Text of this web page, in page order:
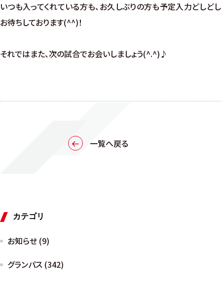
いつも入ってくれている方も、お久しぶりの方も予定入力どしどし
お待ちしております(^^)！
それではまた、次の試合でお会いしましょう(^.^)♪
一覧へ戻る
カテゴリ
お知らせ (9)
グランパス (342)